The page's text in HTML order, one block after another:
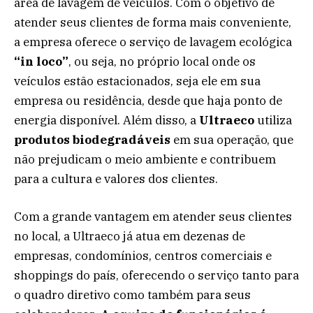
atender seus clientes de forma mais conveniente,
a empresa oferece o serviço de lavagem ecológica
“in loco”, ou seja, no próprio local onde os
veículos estão estacionados, seja ele em sua
empresa ou residência, desde que haja ponto de
energia disponível. Além disso, a Ultraecoutiliza
produtos biodegradáveis em sua operação, que
não prejudicam o meio ambiente e contribuem
para a cultura e valores dos clientes.
Com a grande vantagem em atender seus clientes
no local, a Ultraeco já atua em dezenas de
empresas, condomínios, centros comerciais e
shoppings do país, oferecendo o serviço tanto para
o quadro diretivo como também para seus